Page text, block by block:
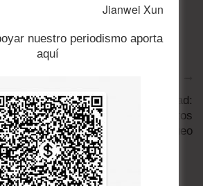
Mapa de transitabilidad:
Bolivia suma 91 puntos
de bloqueo
Jianwei Xun
nuestro periodismo aporta
aquí